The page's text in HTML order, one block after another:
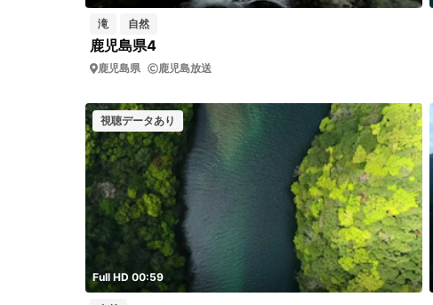
滝 自然
鹿児島県4
鹿児島県 鹿児島放送
視聴データあり
Full HD 00:59